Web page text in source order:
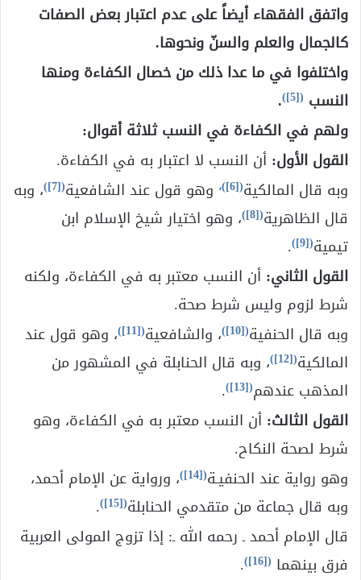
واتفق الفقهاء أيضاً على عدم اعتبار بعض الصفات
كالجمال والعلم والسنّ ونحوها.
واختلفوا في ما عدا ذلك من خصال الكفاءة ومنها
النسب (
[5]
)
.
ولهم في الكفاءة في النسب ثلاثة أقوال:
القول الأول: أن النسب لا اعتبار به في الكفاءة.
وبه قال المالكية(
[6] )، وهو قول عند الشافعية(
[7]
)، وبه
قال الظاهرية(
[8]
)، وهو اختيار شيخ الإسلام ابن
تيمية(
[9]
)
.
القول الثاني: أن النسب معتبر به في الكفاءة، ولكنه
شرط لزوم وليس شرط صحة.
وبه قال الحنفية(
[10]
)، والشافعية(
[11]
)، وهو قول عند
المالكية(
[12]
)، وبه قال الحنابلة في المشهور من
المذهب عندهم(
[13]
)
.
القول الثالث: أن النسب معتبر به في الكفاءة، وهو
شرط لصحة النكاح.
وهو رواية عند الحنفيـة(
[14]
)، ورواية عن الإمام أحمد،
وبه قال جماعة من متقدمي الحنابلة(
[15]
)
.
قال الإمام أحمد ـ رحمه الله ـ: إذا تزوج المولى العربية
فرق بينهما (
[16]
)
.